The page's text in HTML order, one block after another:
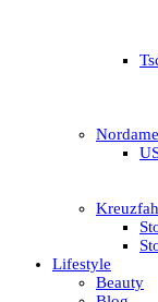
Lifestyle
Beauty